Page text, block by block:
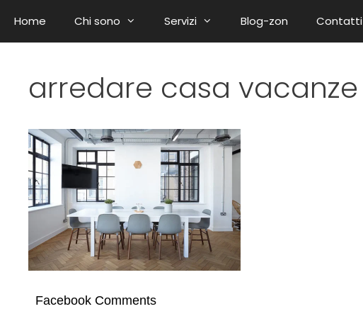
Home Chi sono Servizi Blog-zon Contatti
arredare casa vacanze
Facebook Comments